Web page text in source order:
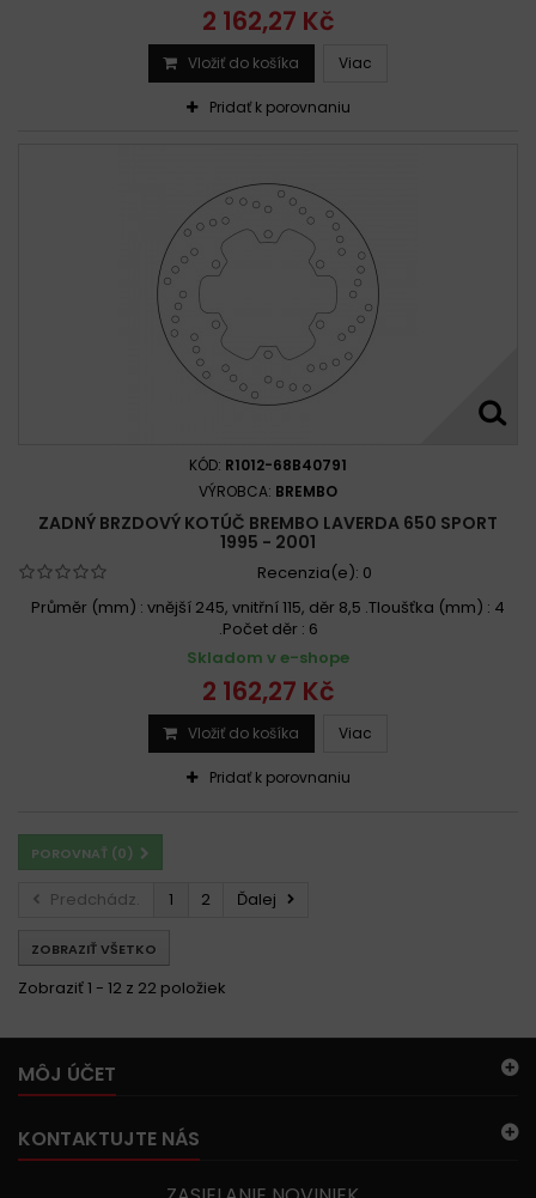
2 162,27 Kč
Vložiť do košíka Viac
Pridať k porovnaniu
KÓD: R1012-68B40791
VÝROBCA: BREMBO
ZADNÝ BRZDOVÝ KOTÚČ BREMBO LAVERDA 650 SPORT
1995 - 2001
Recenzia(e): 0
Průměr (mm) : vnější 245, vnitřní 115, děr 8,5 .Tloušťka (mm) : 4
.Počet děr : 6
Skladom v e-shope
2 162,27 Kč
Vložiť do košíka Viac
Pridať k porovnaniu
POROVNAŤ (0)
Predchádz. 1 2 Ďalej
ZOBRAZIŤ VŠETKO
Zobraziť 1 - 12 z 22 položiek
MÔJ ÚČET
KONTAKTUJTE NÁS